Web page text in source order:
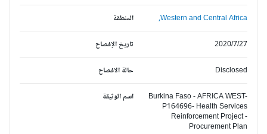
المنطقة Western and Central Africa,
تاريخ الإفصاح 2020/7/27
حالة الافصاح Disclosed
اسم الوثيقة
Burkina Faso - AFRICA WEST-
P164696- Health Services
Reinforcement Project -
Procurement Plan